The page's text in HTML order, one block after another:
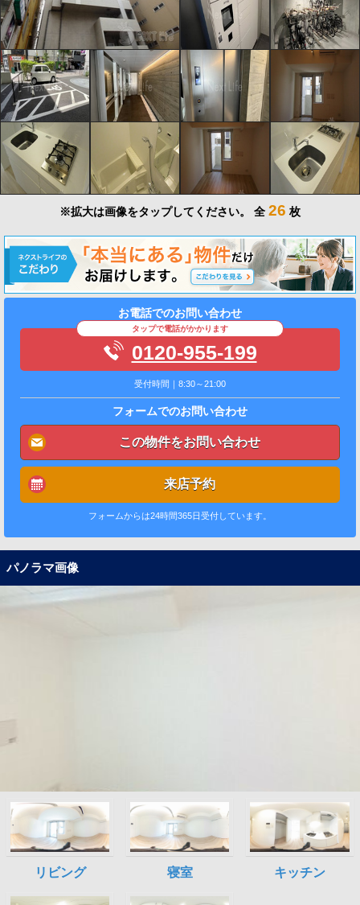
※拡大は画像をタップしてください。 全 26 枚
お電話でのお問い合わせ
タップで電話がかかります
0120-955-199
受付時間｜8:30～21:00
フォームでのお問い合わせ
この物件をお問い合わせ
来店予約
フォームからは24時間365日受付しています。
パノラマ画像